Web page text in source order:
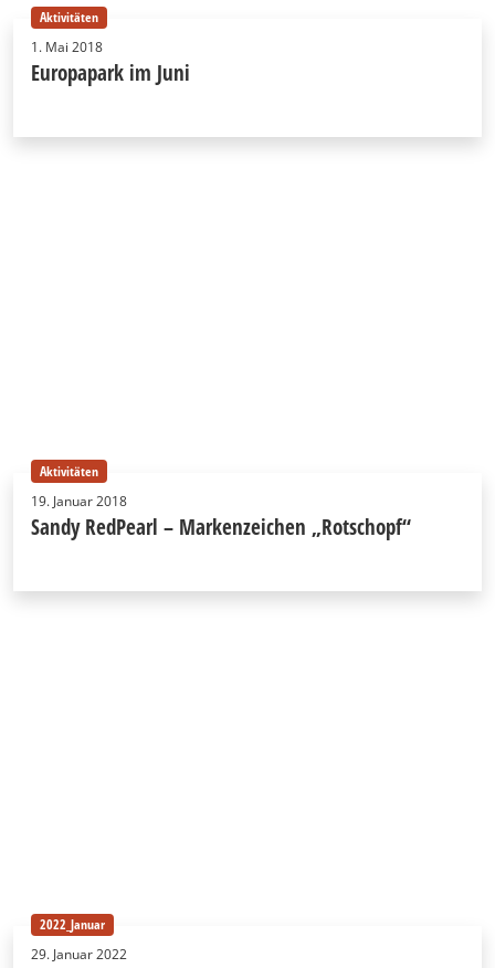
Aktivitäten
1. Mai 2018
Europapark im Juni
Aktivitäten
19. Januar 2018
Sandy RedPearl – Markenzeichen „Rotschopf“
2022_Januar
29. Januar 2022